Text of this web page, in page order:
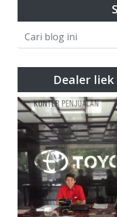
Dealer